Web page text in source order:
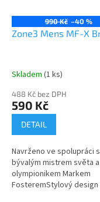
990 Kč –40 %
Zone3 Mens MF-X
Skladem (1 ks)
488 Kč bez DPH
590 Kč
DETAIL
Navrženo ve spolupráci s
bývalým mistrem světa a
olympionikem Markem
FosteremStylový design